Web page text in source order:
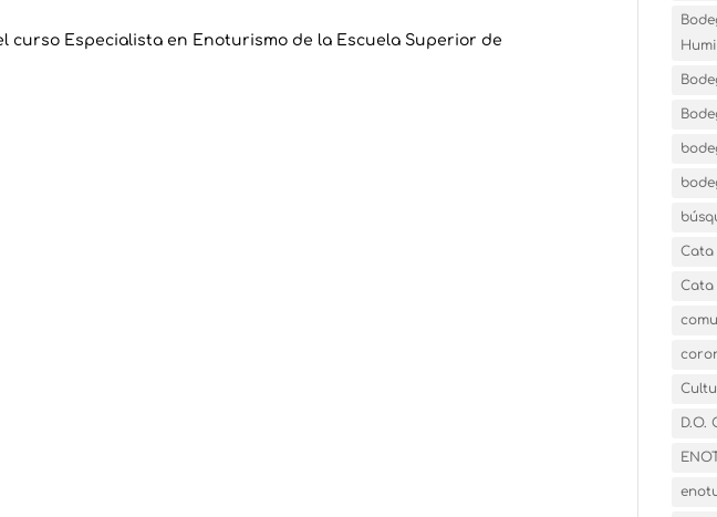
curso Especialista en Enoturismo de la Escuela Superior de
Cata
Cata
D.O.